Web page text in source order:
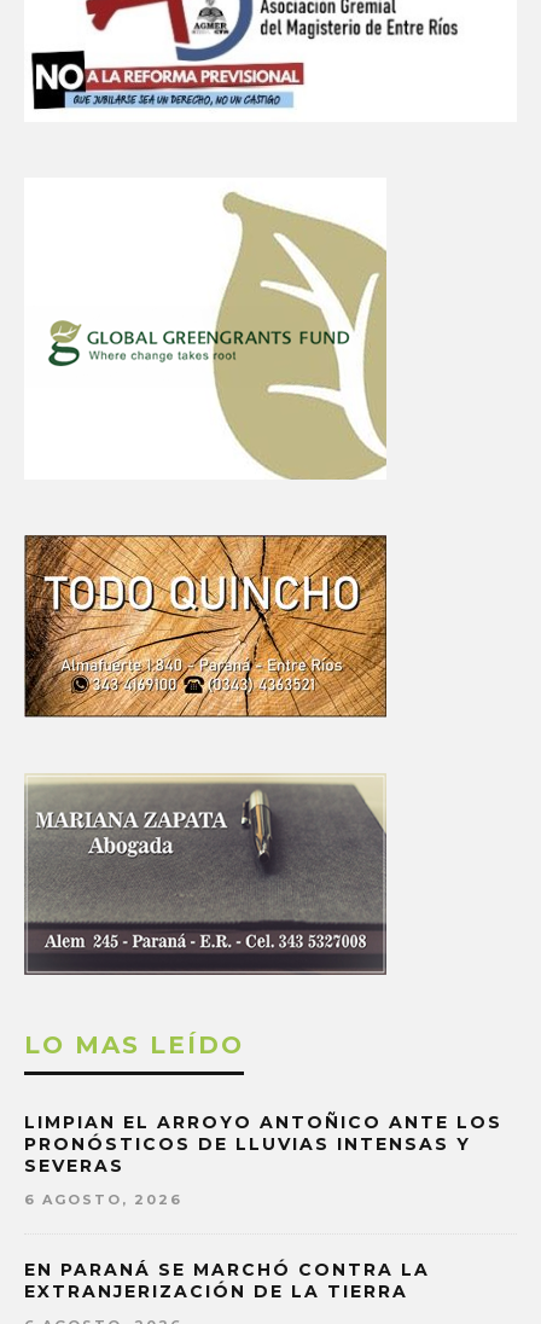
LO MAS LEÍDO
LIMPIAN EL ARROYO ANTOÑICO ANTE LOS
PRONÓSTICOS DE LLUVIAS INTENSAS Y
SEVERAS
6 AGOSTO, 2026
EN PARANÁ SE MARCHÓ CONTRA LA
EXTRANJERIZACIÓN DE LA TIERRA